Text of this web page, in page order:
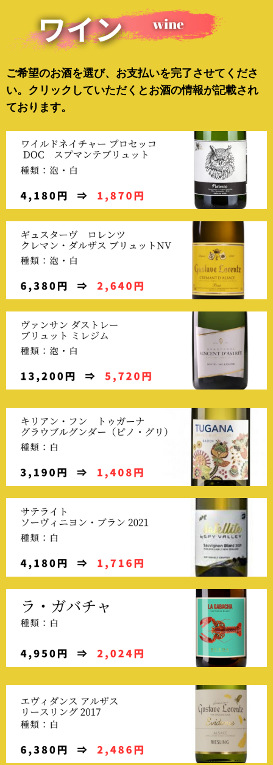
ご希望のお酒を選び、お支払いを完了させてくださ
い。クリックしていただくとお酒の情報が記載され
ております。